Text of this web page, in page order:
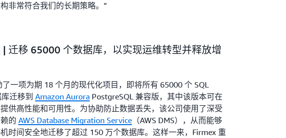
非常符合我们的长期策略。”
| 迁移 65000 个数据库，以实现运维转型并释放增
了一项为期 18 个月的现代化项目，即将所有 65000 个 SQL
迁移到 Amazon AuroraPostgreSQL 兼容版，其中该版本可在
供高性能和可用性。为协助防止数据丢失，该公司使用了深受
的 AWS Database Migration Service（AWS DMS），从而能够
时间安全地迁移了超过 150 万个数据库。这样一来，Firmex 重